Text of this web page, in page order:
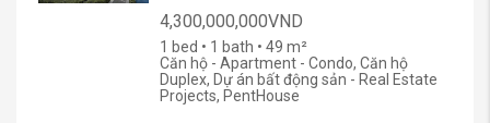
4,300,000,000VND
1 bed • 1 bath • 49 m²
Căn hộ - Apartment - Condo, Căn hộ
Duplex, Dự án bất động sản - Real Estate
Projects, PentHouse